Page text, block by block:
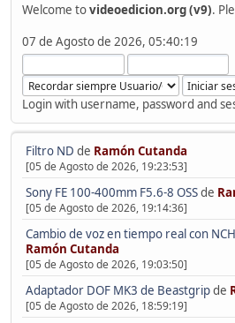
Welcome tovideoedicion.org (v9).
07 de Agosto de 2026, 05:40:19
Login with username, password and
Filtro ND de Ramón Cutanda
[05 de Agosto de 2026, 19:23:53]
Sony FE 100-400mm F5.6-8 OSSde
[05 de Agosto de 2026, 19:14:36]
Cambio de voz en tiempo real con
Ramón Cutanda
[05 de Agosto de 2026, 19:03:50]
Adaptador DOF MK3 de Beastgripde
[05 de Agosto de 2026, 18:59:19]